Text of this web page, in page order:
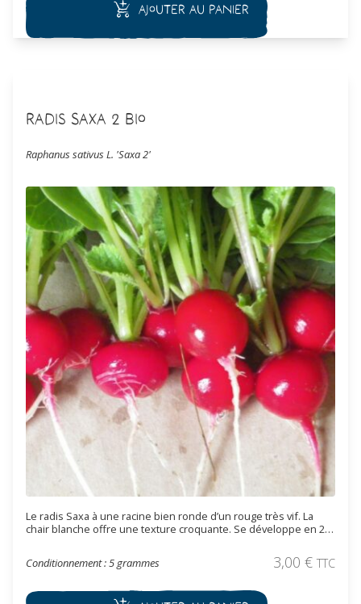
Ajouter au panier
Radis Saxa 2 Bio
Raphanus sativus L. 'Saxa 2'
Le radis Saxa à une racine bien ronde d’un rouge très vif. La
chair blanche offre une texture croquante. Se développe en 20
Conditionnement : 5 grammes
3,00 € TTC